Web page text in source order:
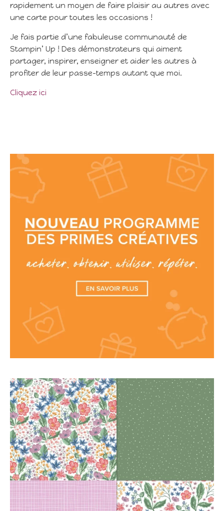
rapidement un moyen de faire plaisir au autres avec
une carte pour toutes les occasions !
Je fais partie d’une fabuleuse communauté de
Stampin’ Up ! Des démonstrateurs qui aiment
partager, inspirer, enseigner et aider les autres à
profiter de leur passe-temps autant que moi.
Cliquez ici